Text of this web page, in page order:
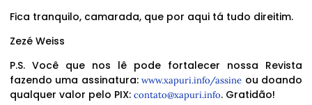
Fica tranquilo, camarada, que por aqui tá tudo direitim.
Zezé Weiss
P.S. Você que nos lê pode fortalecer nossa Revista
fazendo uma assinatura:www.xapuri.info/assine ou doando
qualquer valor pelo PIX: contato@xapuri.info. Gratidão!